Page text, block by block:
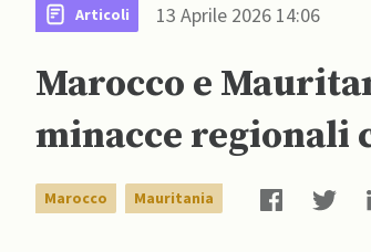
Articoli 13 Aprile 2026 14:06
Marocco e
minacce regionali
Marocco Mauritania